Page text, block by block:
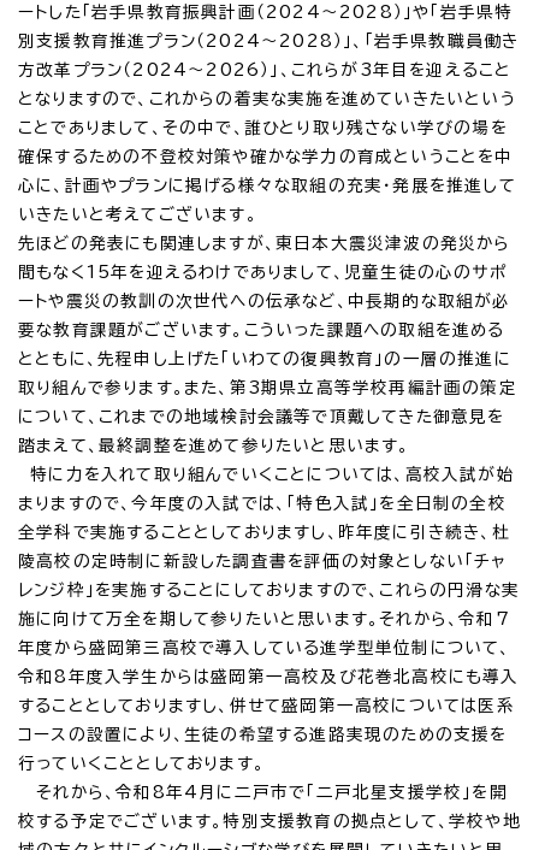
ートした「岩手県教育振興計画（2024～2028）」や「岩手県特
別支援教育推進プラン（2024～2028）」、「岩手県教職員働き
方改革プラン（2024～2026）」、これらが3年目を迎えること
となりますので、これからの着実な実施を進めていきたいという
ことでありまして、その中で、誰ひとり取り残さない学びの場を
確保するための不登校対策や確かな学力の育成ということを中
心に、計画やプランに掲げる様々な取組の充実・発展を推進して
いきたいと考えてございます。
先ほどの発表にも関連しますが、東日本大震災津波の発災から
間もなく15年を迎えるわけでありまして、児童生徒の心のサポ
ートや震災の教訓の次世代への伝承など、中長期的な取組が必
要な教育課題がございます。こういった課題への取組を進める
とともに、先程申し上げた「いわての復興教育」の一層の推進に
取り組んで参ります。また、第3期県立高等学校再編計画の策定
について、これまでの地域検討会議等で頂戴してきた御意見を
踏まえて、最終調整を進めて参りたいと思います。
特に力を入れて取り組んでいくことについては、高校入試が始
まりますので、今年度の入試では、「特色入試」を全日制の全校
全学科で実施することとしておりますし、昨年度に引き続き、杜
陵高校の定時制に新設した調査書を評価の対象としない「チャ
レンジ枠」を実施することにしておりますので、これらの円滑な実
施に向けて万全を期して参りたいと思います。それから、令和7
年度から盛岡第三高校で導入している進学型単位制について、
令和8年度入学生からは盛岡第一高校及び花巻北高校にも導入
することとしておりますし、併せて盛岡第一高校については医系
コースの設置により、生徒の希望する進路実現のための支援を
行っていくこととしております。
それから、令和8年4月に二戸市で「二戸北星支援学校」を開
校する予定でございます。特別支援教育の拠点として、学校や地